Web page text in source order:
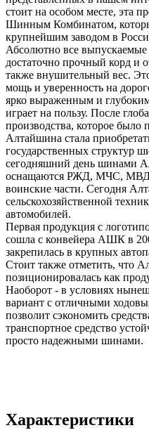
стоит на особом месте, эта
Шинным Комбинатом,
крупнейшим заводом в
Абсолютно все
достаточно прочный корд и
также внушительный вес.
мощь и уверенность на
ярко выраженным и
играет на пользу. После
производства, которое было
Алтайшина стала
государственных структур
сегодняшний день шинами
оснащаются РЖД, МЧС, МВД,
воинские части. Сегодня
сельскохозяйственной
автомобилей.
Первая продукция с
сошла с конвейера АШК в
закрепилась в крупных
Стоит также отметить, что
позиционировалась как
Наоборот - в условиях
вариант с отличными
позволит сэкономить
транспортное средство
просто надежными шинами.
Характеристики